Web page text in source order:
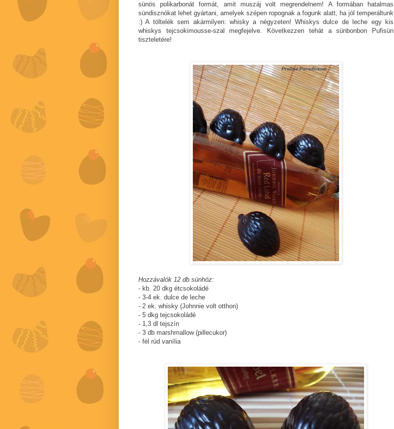
sünös polikarbonát formát, amit muszáj volt megrendelnem! A formában hatalmas
sündisznókat lehet gyártani, amelyek szépen ropognak a fogunk alatt, ha jól temperáltunk
:) A töltelék sem akármilyen: whisky a négyzeten! Whiskys dulce de leche egy kis
whiskys tejcsokimousse-szal megfejelve. Következzen tehát a sünbonbon Pufisün
tiszteletére!
Hozzávalók 12 db sünhöz:
- kb. 20 dkg étcsokoládé
- 3-4 ek. dulce de leche
- 2 ek. whisky (Johnnie volt otthon)
- 5 dkg tejcsokoládé
- 1,3 dl tejszín
- 3 db marshmallow (pillecukor)
- fél rúd vanília